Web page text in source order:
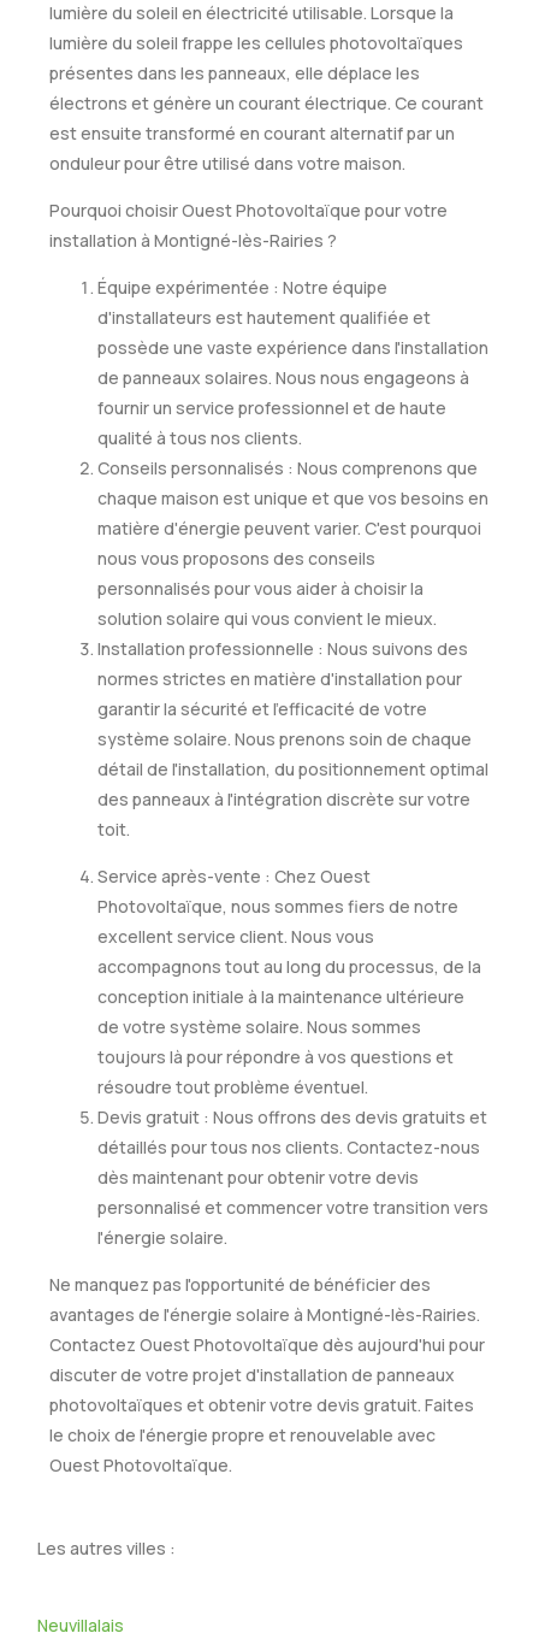
lumière du soleil en électricité utilisable. Lorsque la
lumière du soleil frappe les cellules photovoltaïques
présentes dans les panneaux, elle déplace les
électrons et génère un courant électrique. Ce courant
est ensuite transformé en courant alternatif par un
onduleur pour être utilisé dans votre maison.
Pourquoi choisir Ouest Photovoltaïque pour votre
installation à Montigné-lès-Rairies ?
Équipe expérimentée : Notre équipe
d'installateurs est hautement qualifiée et
possède une vaste expérience dans l'installation
de panneaux solaires. Nous nous engageons à
fournir un service professionnel et de haute
qualité à tous nos clients.
Conseils personnalisés : Nous comprenons que
chaque maison est unique et que vos besoins en
matière d'énergie peuvent varier. C'est pourquoi
nous vous proposons des conseils
personnalisés pour vous aider à choisir la
solution solaire qui vous convient le mieux.
Installation professionnelle : Nous suivons des
normes strictes en matière d'installation pour
garantir la sécurité et l'efficacité de votre
système solaire. Nous prenons soin de chaque
détail de l'installation, du positionnement optimal
des panneaux à l'intégration discrète sur votre
toit.
Service après-vente : Chez Ouest
Photovoltaïque, nous sommes fiers de notre
excellent service client. Nous vous
accompagnons tout au long du processus, de la
conception initiale à la maintenance ultérieure
de votre système solaire. Nous sommes
toujours là pour répondre à vos questions et
résoudre tout problème éventuel.
Devis gratuit : Nous offrons des devis gratuits et
détaillés pour tous nos clients. Contactez-nous
dès maintenant pour obtenir votre devis
personnalisé et commencer votre transition vers
l'énergie solaire.
Ne manquez pas l'opportunité de bénéficier des
avantages de l'énergie solaire à Montigné-lès-Rairies.
Contactez Ouest Photovoltaïque dès aujourd'hui pour
discuter de votre projet d'installation de panneaux
photovoltaïques et obtenir votre devis gratuit. Faites
le choix de l'énergie propre et renouvelable avec
Ouest Photovoltaïque.
Les autres villes :
Neuvillalais